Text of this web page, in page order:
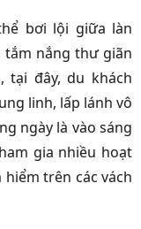
bơi lội giữa làn
nắng thư giãn
tại đây, du khách
linh, lấp lánh vô
ngày là vào sáng
gia nhiều hoạt
trên các vách